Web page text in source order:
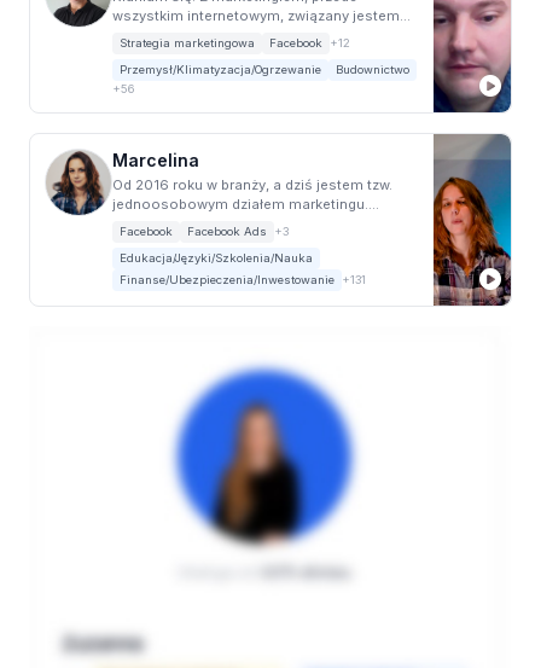
wszystkim internetowym, związany jestem
od blisko 10...
Strategia marketingowa Facebook
+12
Przemysł/Klimatyzacja/Ogrzewanie
Budownictwo
+56
Marcelina
Od 2016 roku w branży, a dziś jestem tzw.
jednoosobowym działem marketingu.
Specjalizuje s...
Facebook Facebook Ads
+3
Edukacja/Języki/Szkolenia/Nauka
Finanse/Ubezpieczenia/Inwestowanie
+131